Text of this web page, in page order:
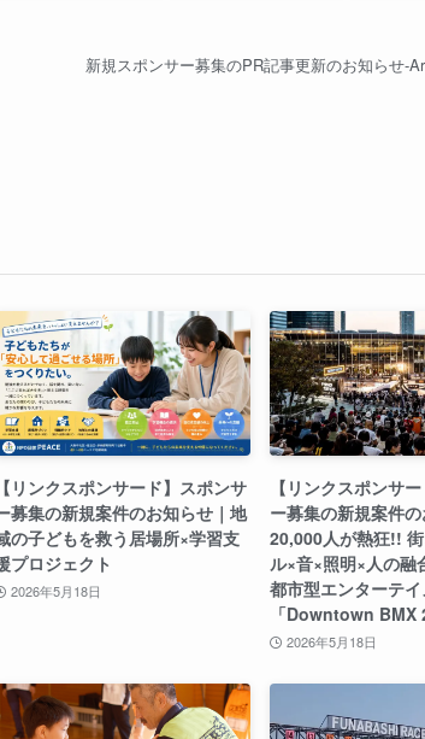
新規スポンサー募集のPR記事更新のお知らせ-
【リンクスポンサード】スポンサ
募集の新規案件のお知らせ｜地
の子どもを救う居場所×学習支
プロジェクト
2026年5月18日
【リンクスポンサ
ー募集の新規案件
20,000人が熱狂!!
ル×音×照明×人の融
都市型エンターテイ
「Downtown BMX
2026年5月18日